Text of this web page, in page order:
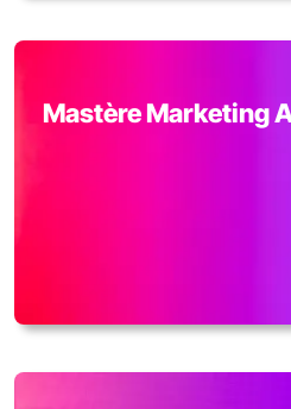
Mastère Marketing